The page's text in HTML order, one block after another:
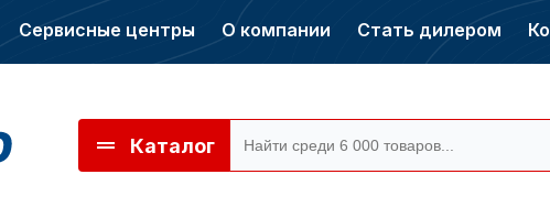
Сервисные центры О компании Стать дилером
Каталог